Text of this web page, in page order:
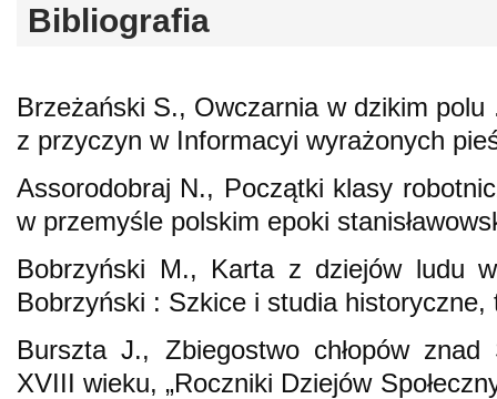
Bibliografia
Brzeżański S., Owczarnia w dzikim
z przyczyn w Informacyi wyrażonych
Assorodobraj N., Początki klasy
w przemyśle polskim epoki
Bobrzyński M., Karta z dziejów ludu
Bobrzyński : Szkice i studia
Burszta J., Zbiegostwo chłopów znad
XVIII wieku, „Roczniki Dziejów